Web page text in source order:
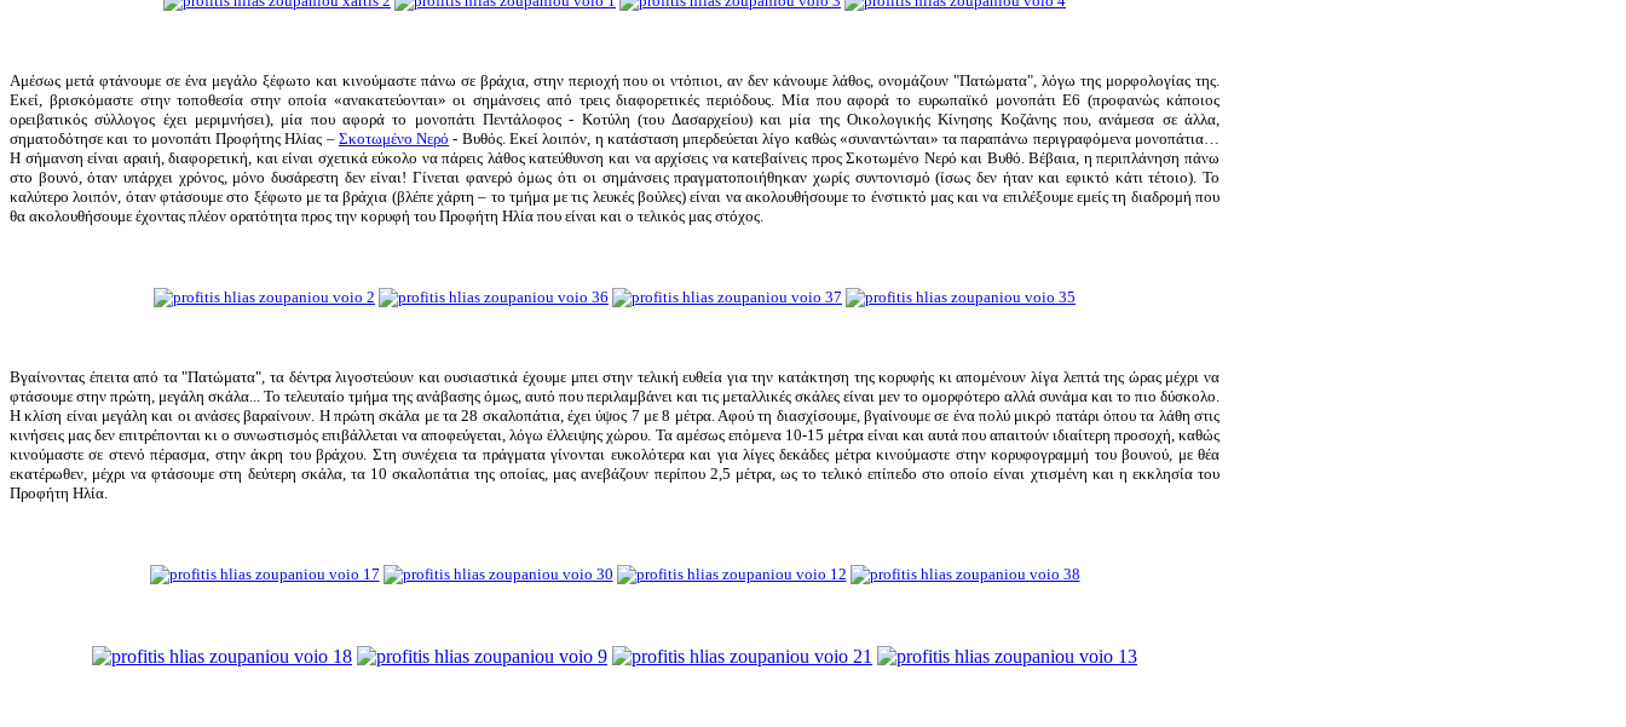
Αμέσως μετά φτάνουμε σε ένα μεγάλο ξέφωτο και κινούμαστε πάνω σε βράχια, στην περιοχή που οι ντόπιοι, αν δεν κάνουμε λάθος, ονομάζουν "Πατώματα", λόγω της μορφολογίας της.
Εκεί, βρισκόμαστε στην τοποθεσία στην οποία «ανακατεύονται» οι σημάνσεις από τρεις διαφορετικές περιόδους. Μία που αφορά το ευρωπαϊκό μονοπάτι Ε6 (προφανώς κάποιος
ορειβατικός σύλλογος έχει μεριμνήσει), μία που αφορά το μονοπάτι Πεντάλοφος - Κοτύλη (του Δασαρχείου) και μία της Οικολογικής Κίνησης Κοζάνης που, ανάμεσα σε άλλα,
σηματοδότησε και το μονοπάτι Προφήτης Ηλίας – Σκοτωμένο Νερό - Βυθός. Εκεί λοιπόν, η κατάσταση μπερδεύεται λίγο καθώς «συναντώνται» τα παραπάνω περιγραφόμενα μονοπάτια…
Η σήμανση είναι αραιή, διαφορετική, και είναι σχετικά εύκολο να πάρεις λάθος κατεύθυνση και να αρχίσεις να κατεβαίνεις προς Σκοτωμένο Νερό και Βυθό. Βέβαια, η περιπλάνηση πάνω
στο βουνό, όταν υπάρχει χρόνος, μόνο δυσάρεστη δεν είναι! Γίνεται φανερό όμως ότι οι σημάνσεις πραγματοποιήθηκαν χωρίς συντονισμό (ίσως δεν ήταν και εφικτό κάτι τέτοιο). Το
καλύτερο λοιπόν, όταν φτάσουμε στο ξέφωτο με τα βράχια (βλέπε χάρτη – το τμήμα με τις λευκές βούλες) είναι να ακολουθήσουμε το ένστικτό μας και να επιλέξουμε εμείς τη διαδρομή που
θα ακολουθήσουμε έχοντας πλέον ορατότητα προς την κορυφή του Προφήτη Ηλία που είναι και ο τελικός μας στόχος.
Βγαίνοντας έπειτα από τα "Πατώματα", τα δέντρα λιγοστεύουν και ουσιαστικά έχουμε μπει στην τελική ευθεία για την κατάκτηση της κορυφής κι απομένουν λίγα λεπτά της ώρας μέχρι να
φτάσουμε στην πρώτη, μεγάλη σκάλα... Το τελευταίο τμήμα της ανάβασης όμως, αυτό που περιλαμβάνει και τις μεταλλικές σκάλες είναι μεν το ομορφότερο αλλά συνάμα και το πιο δύσκολο.
Η κλίση είναι μεγάλη και οι ανάσες βαραίνουν. Η πρώτη σκάλα με τα 28 σκαλοπάτια, έχει ύψος 7 με 8 μέτρα. Αφού τη διασχίσουμε, βγαίνουμε σε ένα πολύ μικρό πατάρι όπου τα λάθη στις
κινήσεις μας δεν επιτρέπονται κι ο συνωστισμός επιβάλλεται να αποφεύγεται, λόγω έλλειψης χώρου. Τα αμέσως επόμενα 10-15 μέτρα είναι και αυτά που απαιτούν ιδιαίτερη προσοχή, καθώς
κινούμαστε σε στενό πέρασμα, στην άκρη του βράχου. Στη συνέχεια τα πράγματα γίνονται ευκολότερα και για λίγες δεκάδες μέτρα κινούμαστε στην κορυφογραμμή του βουνού, με θέα
εκατέρωθεν, μέχρι να φτάσουμε στη δεύτερη σκάλα, τα 10 σκαλοπάτια της οποίας, μας ανεβάζουν περίπου 2,5 μέτρα, ως το τελικό επίπεδο στο οποίο είναι χτισμένη και η εκκλησία του
Προφήτη Ηλία.